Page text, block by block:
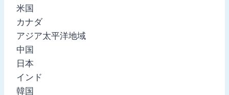
米国
カナダ
アジア太平洋地域
中国
日本
インド
韓国